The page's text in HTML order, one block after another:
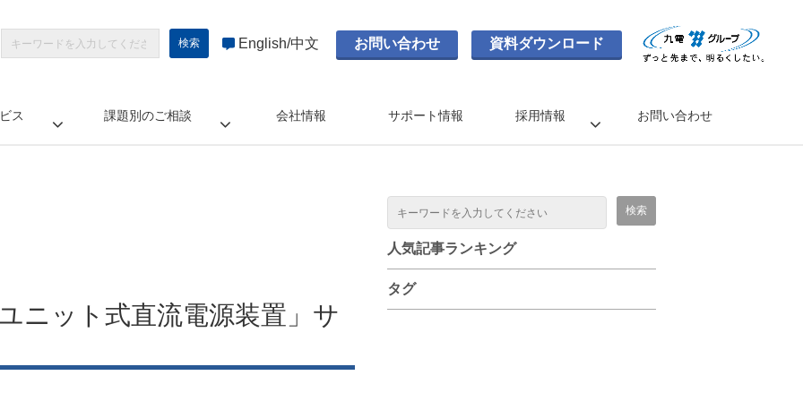
English 中文 お問い合わせ 資料ダウンロード
ス 課題別のご相談 会社情報 サポート情報 採用情報 お問い合わせ
ニット式直流電源装置」サ
人気記事ランキング
タグ